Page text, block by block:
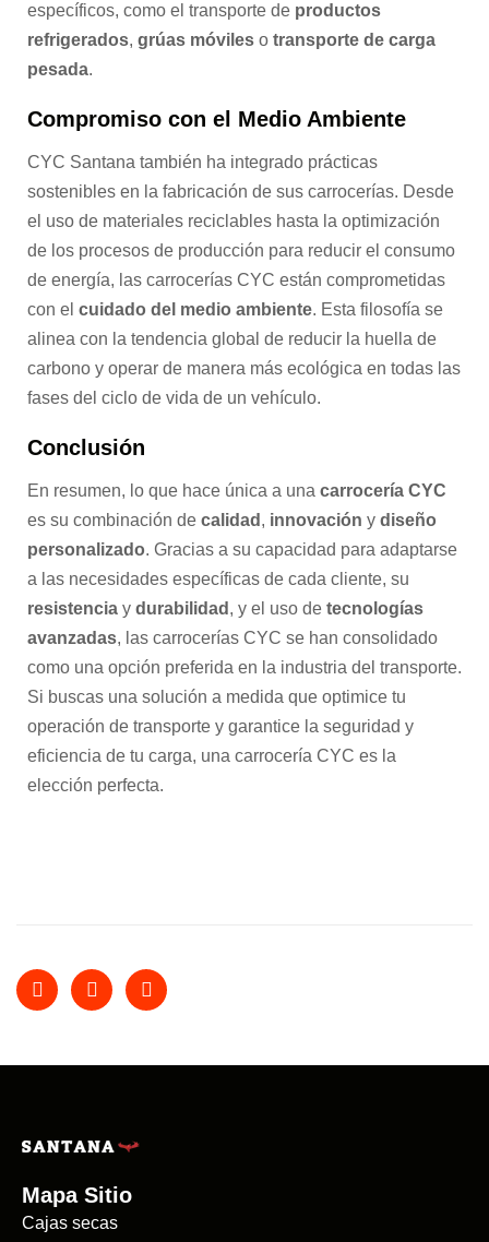
específicos, como el transporte de productos
refrigerados, grúas móviles o transporte de carga
pesada.
Compromiso con el Medio Ambiente
CYC Santana también ha integrado prácticas
sostenibles en la fabricación de sus carrocerías. Desde
el uso de materiales reciclables hasta la optimización
de los procesos de producción para reducir el consumo
de energía, las carrocerías CYC están comprometidas
con el cuidado del medio ambiente. Esta filosofía se
alinea con la tendencia global de reducir la huella de
carbono y operar de manera más ecológica en todas las
fases del ciclo de vida de un vehículo.
Conclusión
En resumen, lo que hace única a una carrocería CYC
es su combinación de calidad , innovación y diseño
personalizado. Gracias a su capacidad para adaptarse
a las necesidades específicas de cada cliente, su
resistencia y durabilidad , y el uso de tecnologías
avanzadas, las carrocerías CYC se han consolidado
como una opción preferida en la industria del transporte.
Si buscas una solución a medida que optimice tu
operación de transporte y garantice la seguridad y
eficiencia de tu carga, una carrocería CYC es la
elección perfecta.
Mapa Sitio
Cajas secas